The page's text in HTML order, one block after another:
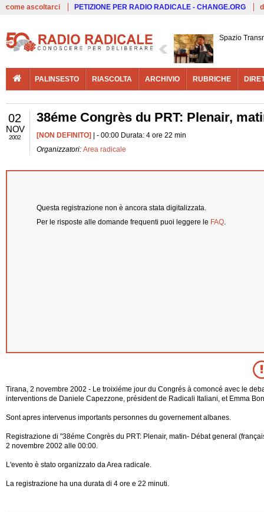
come ascoltarci PETIZIONE PER RADIO RADICALE - CHANGE.ORG
Spazio
PALINSESTO RIASCOLTA ARCHIVIO RUBRICHE
02
NOV
2002
38éme Congrès du PRT: Plenair,
[NON DEFINITO]
| - 00:00 Durata: 4 ore 22 min
Organizzatori: Area radicale
Questa registrazione non è ancora stata digitalizzata.
Per le risposte alle domande frequenti puoi leggere le FAQ.
Tirana, 2 novembre 2002 - Le troixiéme jour du Congrés à comoncé avec le
interventions de Daniele Capezzone, président de Radicali Italiani, et Emma
Sont apres intervenus importants personnes du governement albanes.
Registrazione di "38éme Congrès du PRT: Plenair, matin- Débat general
2 novembre 2002 alle 00:00.
L'evento è stato organizzato da Area radicale.
La registrazione ha una durata di 4 ore e 22 minuti.